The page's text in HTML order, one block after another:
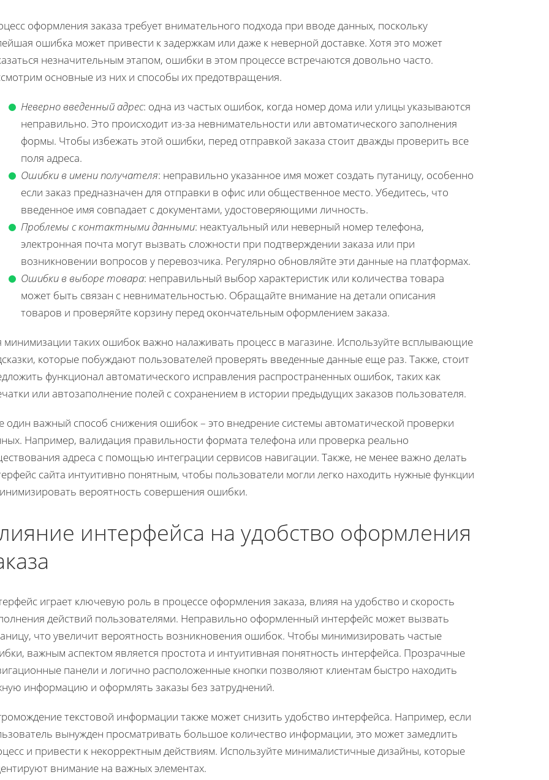
оформления заказа требует внимательного подхода при вводе данных, поскольку
ошибка может привести к задержкам или даже к неверной доставке. Хотя это может
незначительным этапом, ошибки в этом процессе встречаются довольно часто.
основные из них и способы их предотвращения.
Неверно введенный адрес: одна из частых ошибок, когда номер дома или улицы указываются
неправильно. Это происходит из-за невнимательности или автоматического заполнения
формы. Чтобы избежать этой ошибки, перед отправкой заказа стоит дважды проверить все
поля адреса.
Ошибки в имени получателя: неправильно указанное имя может создать путаницу, особенно
если заказ предназначен для отправки в офис или общественное место. Убедитесь, что
введенное имя совпадает с документами, удостоверяющими личность.
Проблемы с контактными данными: неактуальный или неверный номер телефона,
электронная почта могут вызвать сложности при подтверждении заказа или при
возникновении вопросов у перевозчика. Регулярно обновляйте эти данные на платформах.
Ошибки в выборе товара: неправильный выбор характеристик или количества товара
может быть связан с невнимательностью. Обращайте внимание на детали описания
товаров и проверяйте корзину перед окончательным оформлением заказа.
минимизации таких ошибок важно налаживать процесс в магазине. Используйте всплывающие
которые побуждают пользователей проверять введенные данные еще раз. Также, стоит
функционал автоматического исправления распространенных ошибок, таких как
или автозаполнение полей с сохранением в истории предыдущих заказов пользователя.
один важный способ снижения ошибок – это внедрение системы автоматической проверки
Например, валидация правильности формата телефона или проверка реально
адреса с помощью интеграции сервисов навигации. Также, не менее важно делать
сайта интуитивно понятным, чтобы пользователи могли легко находить нужные функции
вероятность совершения ошибки.
интерфейса на удобство оформления
играет ключевую роль в процессе оформления заказа, влияя на удобство и скорость
действий пользователями. Неправильно оформленный интерфейс может вызвать
что увеличит вероятность возникновения ошибок. Чтобы минимизировать частые
важным аспектом является простота и интуитивная понятность интерфейса. Прозрачные
панели и логично расположенные кнопки позволяют клиентам быстро находить
информацию и оформлять заказы без затруднений.
текстовой информации также может снизить удобство интерфейса. Например, если
вынужден просматривать большое количество информации, это может замедлить
и привести к некорректным действиям. Используйте минималистичные дизайны, которые
внимание на важных элементах.